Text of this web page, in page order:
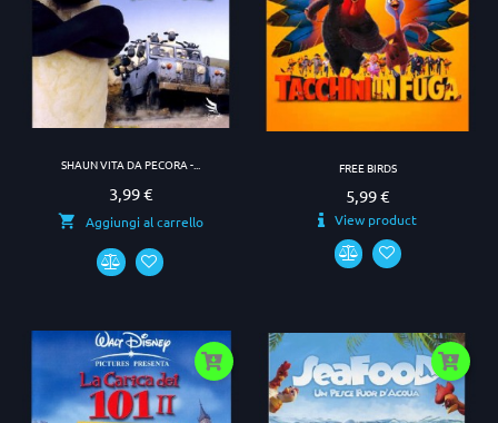
SHAUN VITA DA PECORA -...
Prezzo
3,99 €
Aggiungi al carrello
FREE BIRDS
Prezzo
5,99 €
View product